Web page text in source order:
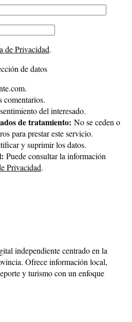
de Privacidad.
de datos
comentarios.
del interesado.
de tratamiento: No se ceden o
para prestar este servicio.
y suprimir los datos.
Puede consultar la información
Privacidad.
independiente centrado en la
Ofrece información local,
y turismo con un enfoque